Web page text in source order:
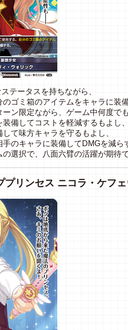
テータスを持ちながら、
ゴミ箱のアイテムをキャラに装
ーン限定ながら、ゲーム中何度で
装備してコストを軽減するもよし
して味方キャラを守るもよし、
手のキャラに装備してDMGを減ら
選択で、八面六臂の活躍が期待
リンセス ニコラ・ケフェ